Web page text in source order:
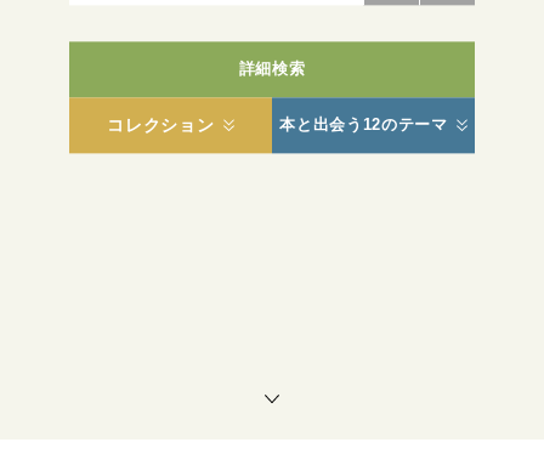
詳細検索
コレクション 本と出会う12のテーマ